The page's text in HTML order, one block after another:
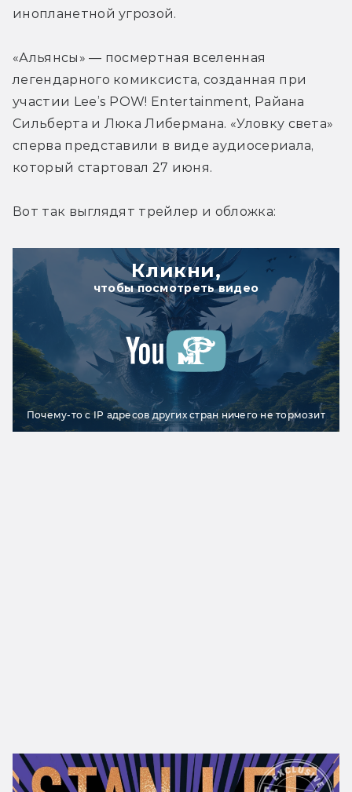
инопланетной угрозой.
«Альянсы» — посмертная вселенная
легендарного комиксиста, созданная при
участии Lee’s POW! Entertainment, Райана
Сильберта и Люка Либермана. «Уловку света»
сперва представили в виде аудиосериала,
который стартовал 27 июня.
Вот так выглядят трейлер и обложка:
Кликни,
чтобы посмотреть видео
Почему-то с IP адресов других стран ничего не тормозит